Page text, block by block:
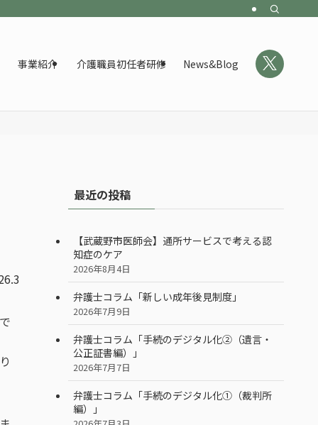
事業紹介 介護職員初任者研修 News&Blog
最近の投稿
【武蔵野市医師会】通所サービスで考える認
知症のケア
2026年8月4日
弁護士コラム「新しい成年後見制度」
2026年7月9日
弁護士コラム「手続のデジタル化②（遺言・
公正証書編）」
2026年7月7日
弁護士コラム「手続のデジタル化①（裁判所
編）」